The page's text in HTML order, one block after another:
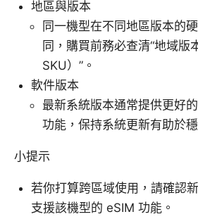
地區與版本
同一機型在不同地區版本的
同，購買前務必查清“地域版
SKU）”。
軟件版本
最新系統版本通常提供更好
功能，保持系統更新有助於
小提示
若你打算跨區域使用，請確認
支援該機型的 eSIM 功能。